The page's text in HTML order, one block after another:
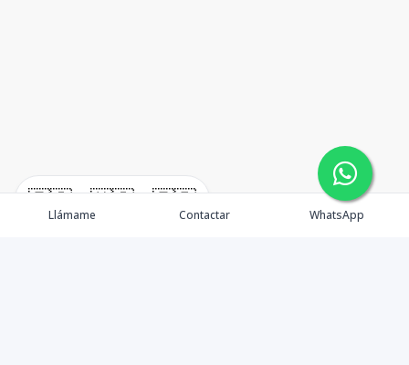
🇪🇸 🇺🇸 🇫🇷
Llámame Contactar WhatsApp